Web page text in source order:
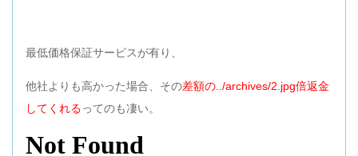
最低価格保証サービスが有り、
他社よりも高かった場合、その差額の../archives/2.jpg倍返金
してくれるってのも凄い。